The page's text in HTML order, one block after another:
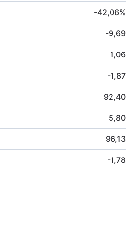
-42,06%
-9,69
1,06
-1,87
92,40
5,80
96,13
-1,78